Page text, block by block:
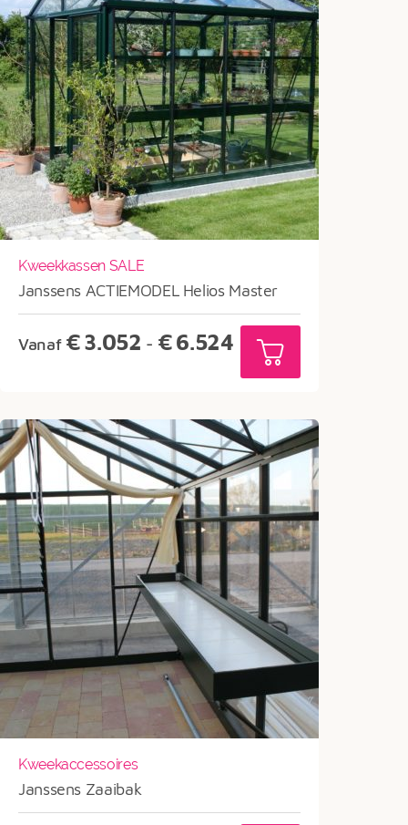
Kweekkassen SALE
Janssens ACTIEMODEL Helios Master
Vanaf €3.052 - €6.524 Prijsklasse:
€3.052
Kweekaccessoires
Janssens Zaaibak